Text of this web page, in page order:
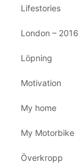
Lifestories
London – 2016
Löpning
Motivation
My home
My Motorbike
Överkropp